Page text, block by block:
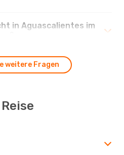
in Aguascalientes im
weitere Fragen